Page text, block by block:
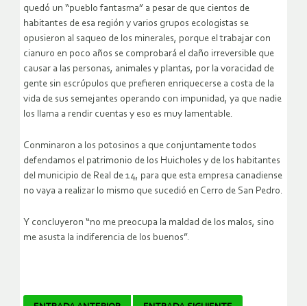
quedó un “pueblo fantasma” a pesar de que cientos de
habitantes de esa región y varios grupos ecologistas se
opusieron al saqueo de los minerales, porque el trabajar con
cianuro en poco años se comprobará el daño irreversible que
causar a las personas, animales y plantas, por la voracidad de
gente sin escrúpulos que prefieren enriquecerse a costa de la
vida de sus semejantes operando con impunidad, ya que nadie
los llama a rendir cuentas y eso es muy lamentable.
Conminaron a los potosinos a que conjuntamente todos
defendamos el patrimonio de los Huicholes y de los habitantes
del municipio de Real de 14, para que esta empresa canadiense
no vaya a realizar lo mismo que sucedió en Cerro de San Pedro.
Y concluyeron “no me preocupa la maldad de los malos, sino
me asusta la indiferencia de los buenos”.